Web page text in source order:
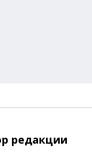
редакции